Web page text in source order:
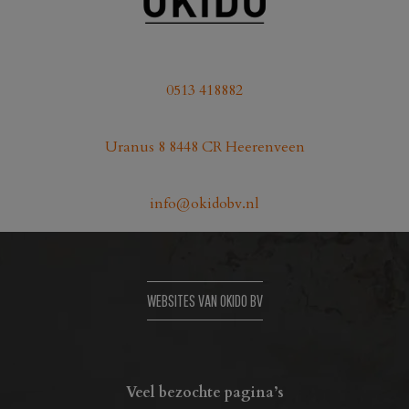
0513 418882
Uranus 8 8448 CR Heerenveen
info@okidobv.nl
WEBSITES VAN OKIDO BV
Veel bezochte pagina’s